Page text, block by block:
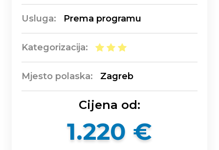
Usluga: Prema programu
Kategorizacija:
Mjesto polaska: Zagreb
Cijena od:
1.220 €